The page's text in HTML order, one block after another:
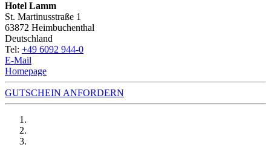
Hotel Lamm
St. Martinusstraße 1
63872 Heimbuchenthal
Deutschland
Tel: +49 6092 944-0
E-Mail
Homepage
GUTSCHEIN ANFORDERN